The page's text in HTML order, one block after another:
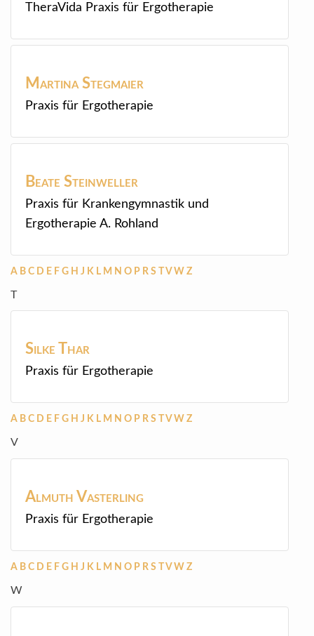
TheraVida Praxis für Ergotherapie
Martina Stegmaier
Praxis für Ergotherapie
Beate Steinweller
Praxis für Krankengymnastik und
Ergotherapie A. Rohland
A B C D E F G H J K L M N O P R S TV W Z
T
Silke Thar
Praxis für Ergotherapie
A B C D E F G H J K L M N O P R S V W Z
V
Almuth Vasterling
Praxis für Ergotherapie
A B C D E F G H J K L M N O P R S V W Z
W